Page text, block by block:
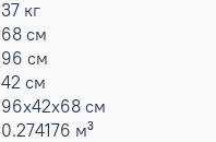
37 кг
68 см
96 см
42 см
96x42x68 см
0.274176 м³